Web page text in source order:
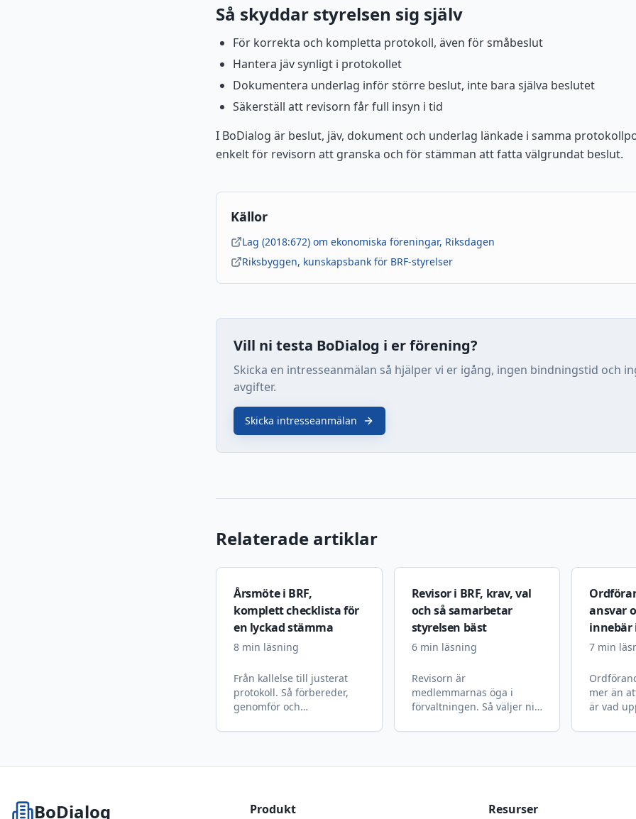
Så skyddar styrelsen sig själv
För korrekta och kompletta protokoll, även för småbeslut
Hantera jäv synligt i protokollet
Dokumentera underlag inför större beslut, inte bara själva beslutet
Säkerställ att revisorn får full insyn i tid
I BoDialog är beslut, jäv, dokument och underlag länkade i samma
enkelt för revisorn att granska och för stämman att fatta välgrundat beslut.
Källor
Lag (2018:672) om ekonomiska föreningar, Riksdagen
Riksbyggen, kunskapsbank för BRF-styrelser
Vill ni testa BoDialog i er förening?
Skicka en intresseanmälan så hjälper vi er igång, ingen bindningstid och
avgifter.
Skicka intresseanmälan
Relaterade artiklar
Årsmöte i BRF,
komplett checklista för
en lyckad stämma
8 min läsning
Från kallelse till justerat
protokoll. Så förbereder,
genomför och
föreningsstämman utan
Revisor i BRF, krav, val
och så samarbetar
styrelsen bäst
6min läsning
Revisorn är
medlemmarnas öga i
förvaltningen. Så väljer ni
granskningen omfattar och
sig.
ansvar
innebär
7 min
mer än
är vad
BoDialog Produkt Resurser